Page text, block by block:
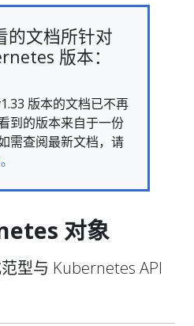
的文档所针对
版本：
版本的文档已不再
到的版本来自于一份
需查阅最新文档，请
对象
型与 Kubernetes API